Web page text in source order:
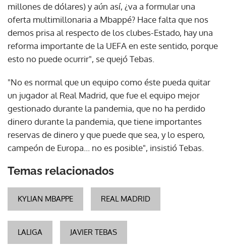
millones de dólares) y aún así, ¿va a formular una
oferta multimillonaria a Mbappé? Hace falta que nos
demos prisa al respecto de los clubes-Estado, hay una
reforma importante de la UEFA en este sentido, porque
esto no puede ocurrir", se quejó Tebas.
"No es normal que un equipo como éste pueda quitar
un jugador al Real Madrid, que fue el equipo mejor
gestionado durante la pandemia, que no ha perdido
dinero durante la pandemia, que tiene importantes
reservas de dinero y que puede que sea, y lo espero,
campeón de Europa... no es posible", insistió Tebas.
Temas relacionados
KYLIAN MBAPPE REAL MADRID
LALIGA JAVIER TEBAS